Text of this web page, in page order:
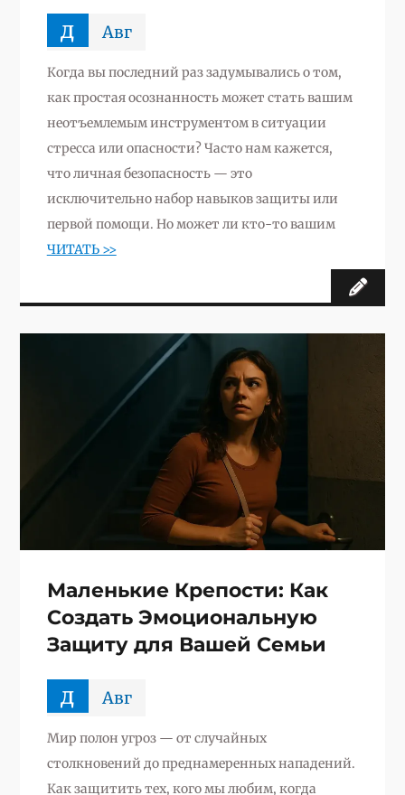
д Авг
Когда вы последний раз задумывались о том,
как простая осознанность может стать вашим
неотъемлемым инструментом в ситуации
стресса или опасности? Часто нам кажется,
что личная безопасность — это
исключительно набор навыков защиты или
первой помощи. Но может ли кто-то вашим
ЧИТАТЬ >>
Маленькие Крепости: Как
Создать Эмоциональную
Защиту для Вашей Семьи
д Авг
Мир полон угроз — от случайных
столкновений до преднамеренных нападений.
Как защитить тех, кого мы любим, когда